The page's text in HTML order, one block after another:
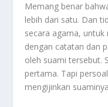
Memang benar
lebih dari satu. Dan
secara agama, untuk
dengan catatan dan
oleh suami tersebut.
pertama. Tapi
mengijinkan